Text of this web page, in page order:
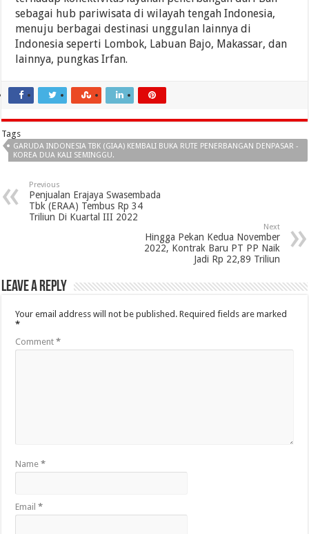
sebagai hub pariwisata di wilayah tengah Indonesia,
menuju berbagai destinasi unggulan lainnya di
Indonesia seperti Lombok, Labuan Bajo, Makassar, dan
lainnya, pungkas Irfan.
Tags
GARUDA INDONESIA TBK (GIAA) KEMBALI BUKA RUTE PENERBANGAN DENPASAR -
KOREA DUA KALI SEMINGGU.
Previous
Penjualan Erajaya Swasembada
Tbk (ERAA) Tembus Rp 34
Triliun Di Kuartal III 2022
Next
Hingga Pekan Kedua November
2022, Kontrak Baru PT PP Naik
Jadi Rp 22,89 Triliun
Leave a Reply
Your email address will not be published. Required fields are marked
*
Comment*
Name*
Email*